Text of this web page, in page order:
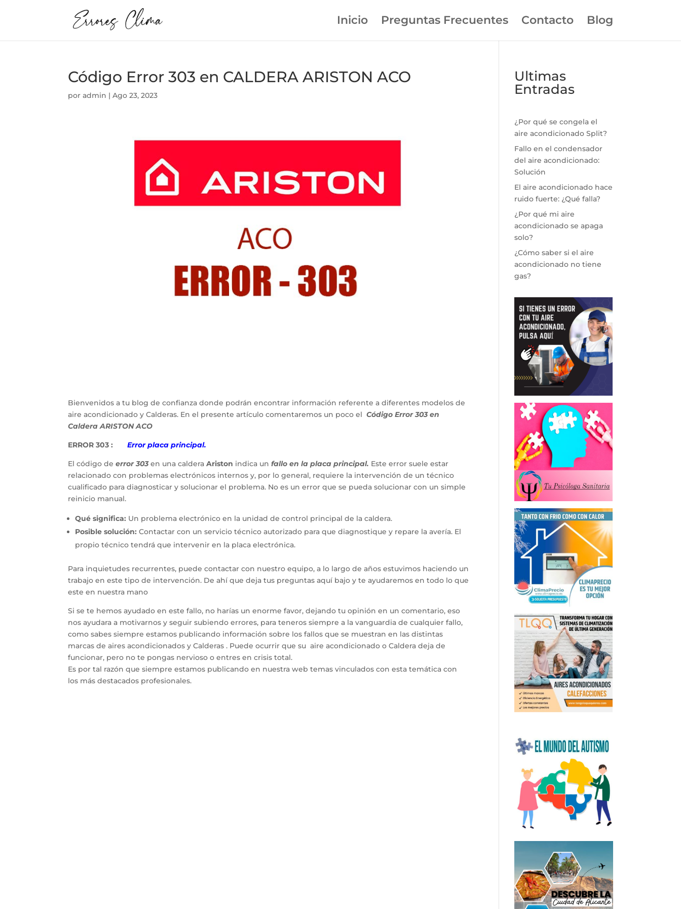
Inicio Preguntas Frecuentes Contacto Blog
Código Error 303 en CALDERA ARISTON ACO
poradmin |Ago 23, 2023
Bienvenidos a tu blog de confianza donde podrán encontrar información referente a diferentes modelos de
aire acondicionado y Calderas. En el presente artículo comentaremos un poco el Código Error 303 en
Caldera ARISTON ACO
ERROR 303 : Error placa principal.
El código deerror 303en una caldera Ariston indica unfallo en la placa principal. Este error suele estar
relacionado con problemas electrónicos internos y, por lo general, requiere la intervención de un técnico
cualificado para diagnosticar y solucionar el problema. No es un error que se pueda solucionar con un simple
reinicio manual.
Qué significa: Un problema electrónico en la unidad de control principal de la caldera.
Posible solución: Contactar con un servicio técnico autorizado para que diagnostique y repare la avería. El
propio técnico tendrá que intervenir en la placa electrónica.
Para inquietudes recurrentes, puede contactar con nuestro equipo, a lo largo de años estuvimos haciendo un
trabajo en este tipo de intervención. De ahí que deja tus preguntas aquí bajo y te ayudaremos en todo lo que
este en nuestra mano
Si se te hemos ayudado en este fallo, no harías un enorme favor, dejando tu opinión en un comentario, eso
nos ayudara a motivarnos y seguir subiendo errores, para teneros siempre a la vanguardia de cualquier fallo,
como sabes siempre estamos publicando información sobre los fallos que se muestran en las distintas
marcas de aires acondicionados y Calderas . Puede ocurrir que su aire acondicionado o Caldera deja de
funcionar, pero no te pongas nervioso o entres en crisis total.
Es por tal razón que siempre estamos publicando en nuestra web temas vinculados con esta temática con
los más destacados profesionales.
Ultimas
Entradas
¿Por qué se congela el
aire acondicionado Split?
Fallo en el condensador
del aire acondicionado:
Solución
El aire acondicionado hace
ruido fuerte: ¿Qué falla?
¿Por qué mi aire
acondicionado se apaga
solo?
¿Cómo saber si el aire
acondicionado no tiene
gas?